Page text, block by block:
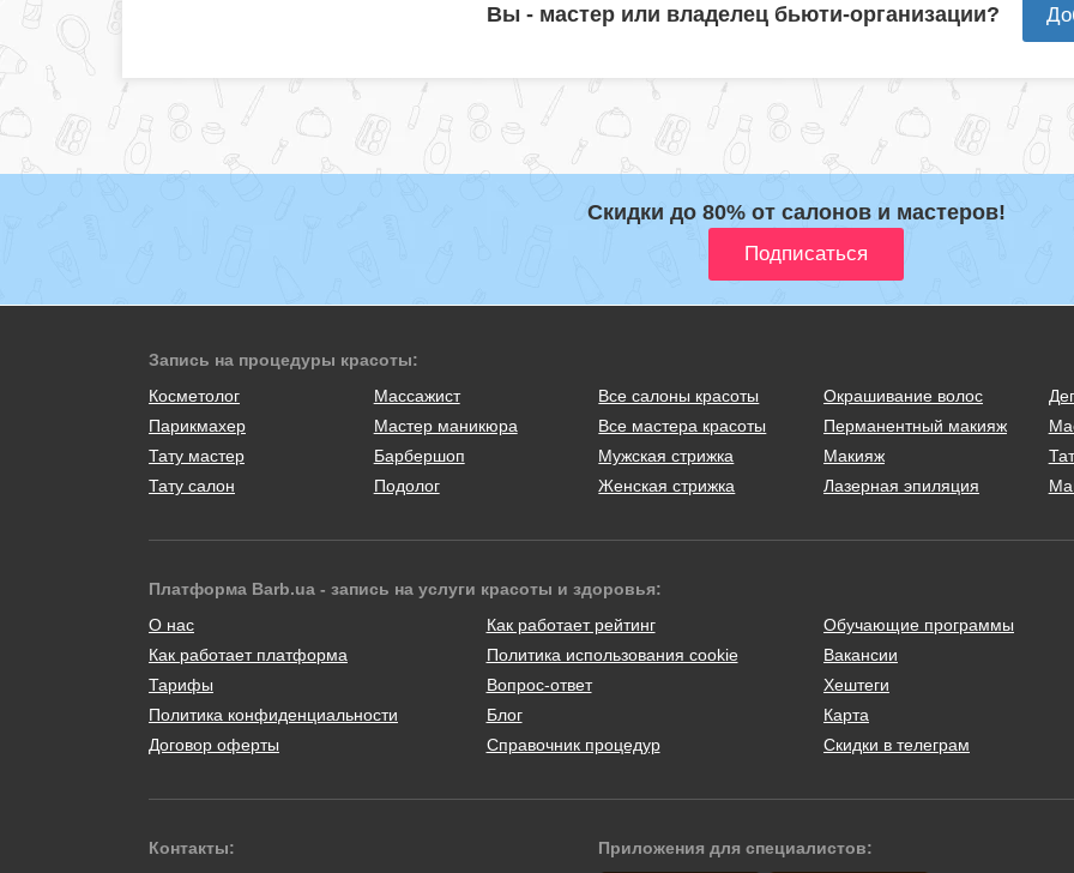
Вы - мастер или владелец бьюти-организации?
Скидки до 80% от салонов и мастеров!
Запись на процедуры красоты:
Косметолог
Массажист
Парикмахер
Мастер маникюра
Тату мастер
Барбершоп
Тату салон
Подолог
Все салоны красоты
Все мастера красоты
Мужская стрижка
Женская стрижка
Окрашивание волос
Перманентный макияж
Макияж
Лазерная эпиляция
Платформа Barb.ua - запись на услуги красоты и здоровья:
О нас
Как работает платформа
Тарифы
Политика конфиденциальности
Договор оферты
Как работает рейтинг
Политика использования cookie
Вопрос-ответ
Блог
Справочник процедур
Обучающие программы
Вакансии
Хештеги
Карта
Скидки в телеграм
Контакты: Приложения для специалистов: